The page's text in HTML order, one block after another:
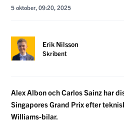
5 oktober, 09:20, 2025
Erik Nilsson
Skribent
Alex Albon och Carlos Sainz har
Singapores Grand Prix efter
Williams-bilar.